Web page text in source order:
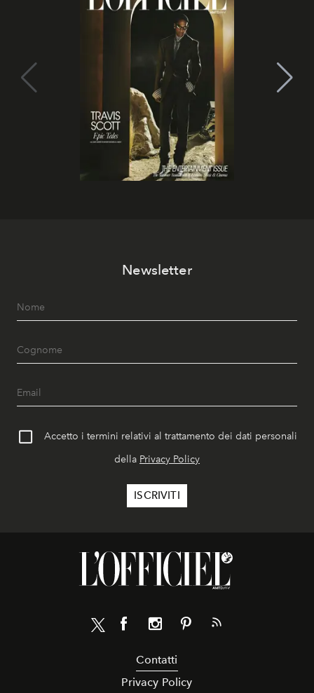
Newsletter
Accetto i termini relativi al trattamento dei dati personali
della Privacy Policy
Contatti
Privacy Policy